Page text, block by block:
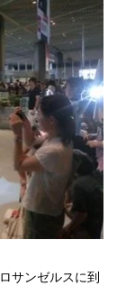
サンゼルスに到